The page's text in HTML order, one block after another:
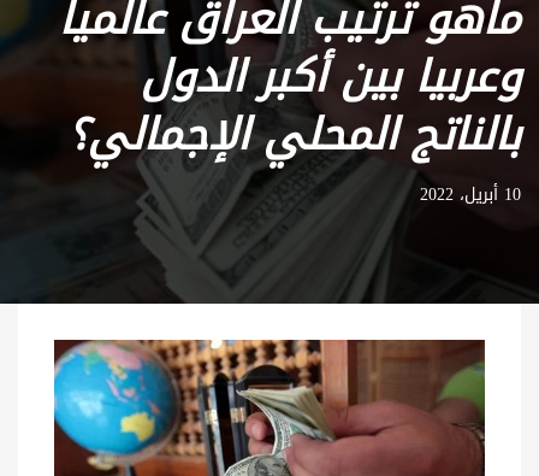
ماهو ترتيب العراق عالميا
وعربيا بين أكبر الدول
بالناتج المحلي الإجمالي؟
10 أبريل، 2022